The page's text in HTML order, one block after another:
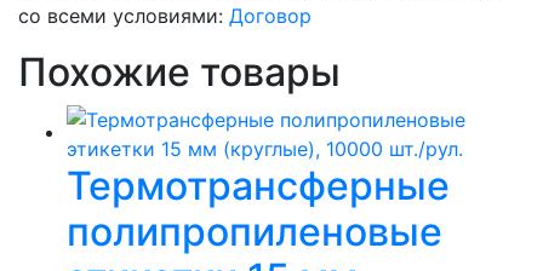
со всеми условиями: Договор
Похожие товары
Термотрансферные
полипропиленовые